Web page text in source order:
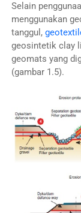
Selain
menggunakan
tanggul,
geosintetik clay
geomats yang
(gambar 1.5).